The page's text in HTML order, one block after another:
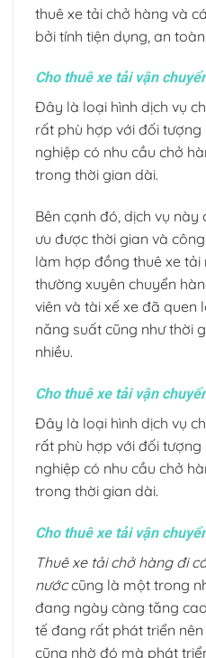
thuê xe tải chở hàng và
bởi tính tiện dụng, an
Cho thuê xe tải vận
Đây là loại hình dịch vụ
rất phù hợp với đối
nghiệp có nhu cầu chở
trong thời gian dài.
Bên cạnh đó, dịch vụ
ưu được thời gian và
làm hợp đồng thuê xe tải
thường xuyên chuyển
viên và tài xế xe đã quen
năng suất cũng như thời
nhiều.
Cho thuê xe tải vận
Đây là loại hình dịch vụ
rất phù hợp với đối
nghiệp có nhu cầu chở
trong thời gian dài.
Cho thuê xe tải vận
Thuê xe tải chở hàng đi
nướccũng là một trong
đang ngày càng tăng
tế đang rất phát triển
cũng nhờ đó mà phát